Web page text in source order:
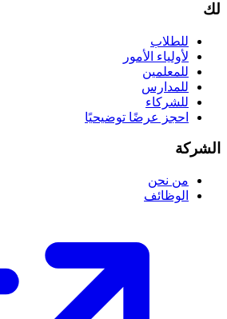
لك
للطلاب
لأولياء الأمور
للمعلمين
للمدارس
للشركاء
احجز عرضًا توضيحيًا
الشركة
من نحن
الوظائف